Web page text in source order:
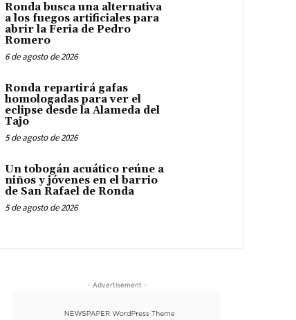
Ronda busca una alternativa
a los fuegos artificiales para
abrir la Feria de Pedro
Romero
6 de agosto de 2026
Ronda repartirá gafas
homologadas para ver el
eclipse desde la Alameda del
Tajo
5 de agosto de 2026
Un tobogán acuático reúne a
niños y jóvenes en el barrio
de San Rafael de Ronda
5 de agosto de 2026
- Advertisement -